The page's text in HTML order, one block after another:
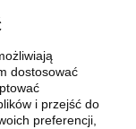
dostosować
i przejść do
preferencji,